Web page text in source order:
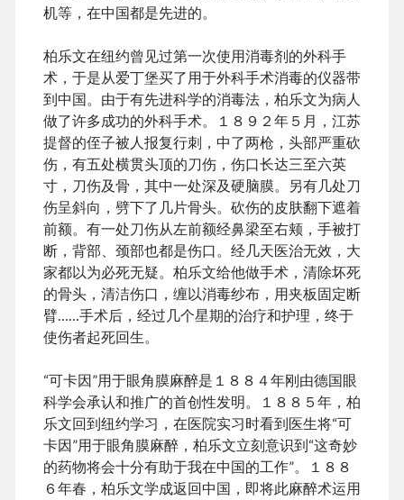
Log in
Entries feed
Comments feed
WordPress.org
Tags
Anhui 安徽 Beijing siheyuan 北京四合院
Beijing 北京
books 📖 书
Boxer Uprising 义和团
China 🇨🇳 中国
Chinese names 称呼
church ⛪️ 教会
Corp good and evil
Feng Guoyin 冯国鄞
food and drink 吃喝玩乐
France 🇫🇷 法国
Gov 政府
Guangzhou 广州
Hefei 合肥
Hong Kong 🇭🇰 香港
Huang Zhiqiang 黄志强
Incredible 不可思议
机等，在中国都是先进的。
柏乐文在纽约曾见过第一次使用消毒剂的外科手
术，于是从爱丁堡买了用于外科手术消毒的仪器带
到中国。由于有先进科学的消毒法，柏乐文为病人
做了许多成功的外科手术。１８９２年５月，江苏
提督的侄子被人报复行刺，中了两枪，头部严重砍
伤，有五处横贯头顶的刀伤，伤口长达三至六英
寸，刀伤及骨，其中一处深及硬脑膜。另有几处刀
伤呈斜向，劈下了几片骨头。砍伤的皮肤翻下遮着
前额。有一处刀伤从左前额经鼻梁至右颊，手被打
断，背部、颈部也都是伤口。经几天医治无效，大
家都以为必死无疑。柏乐文给他做手术，清除坏死
的骨头，清洁伤口，缠以消毒纱布，用夹板固定断
臂……手术后，经过几个星期的治疗和护理，终于
使伤者起死回生。
“可卡因”用于眼角膜麻醉是１８８４年刚由德国眼
科学会承认和推广的首创性发明。１８８５年，柏
乐文回到纽约学习，在医院实习时看到医生将“可
卡因”用于眼角膜麻醉，柏乐文立刻意识到“这奇妙
的药物将会十分有助于我在中国的工作”。１８８
６年春，柏乐文学成返回中国，即将此麻醉术运用